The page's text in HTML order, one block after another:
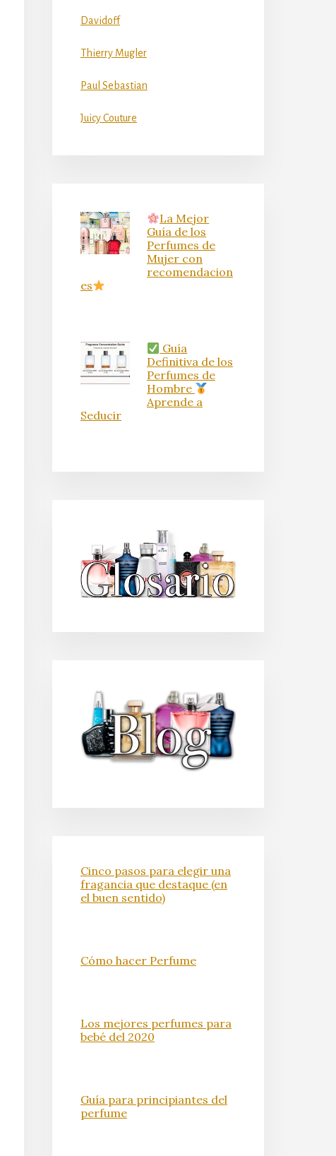
Davidoff
Thierry Mugler
Paul Sebastian
Juicy Couture
La Mejor
Guía de los
Perfumes de
Mujer con
recomendacion
es
Guía
Definitiva de los
Perfumes de
Hombre
Aprende a
Seducir
Cinco pasos para elegir una
fragancia que destaque (en
el buen sentido)
Cómo hacer Perfume
Los mejores perfumes para
bebé del 2020
Guía para principiantes del
perfume